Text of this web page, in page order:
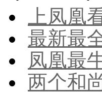
上凤凰
最新最
凤凰最
两个和